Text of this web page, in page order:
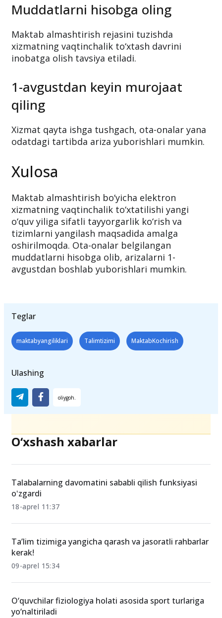
Muddatlarni hisobga oling
Maktab almashtirish rejasini tuzishda
xizmatning vaqtinchalik to‘xtash davrini
inobatga olish tavsiya etiladi.
1-avgustdan keyin murojaat
qiling
Xizmat qayta ishga tushgach, ota-onalar yana
odatdagi tartibda ariza yuborishlari mumkin.
Xulosa
Maktab almashtirish bo‘yicha elektron
xizmatning vaqtinchalik to‘xtatilishi yangi
o‘quv yiliga sifatli tayyorgarlik ko‘rish va
tizimlarni yangilash maqsadida amalga
oshirilmoqda. Ota-onalar belgilangan
muddatlarni hisobga olib, arizalarni 1-
avgustdan boshlab yuborishlari mumkin.
Teglar
maktabyangiliklari Talimtizimi MaktabKochirish
Ulashing
O‘xshash xabarlar
Talabalarning davomatini sababli qilish funksiyasi
oʻzgardi
18-aprel 11:37
Ta’lim tizimiga yangicha qarash va jasoratli rahbarlar
kerak!
09-aprel 15:34
O‘quvchilar fiziologiya holati asosida sport turlariga
yo‘naltiriladi